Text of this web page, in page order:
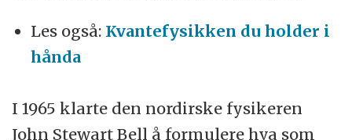
Les også: Kvantefysikken du holder i
hånda
I 1965 klarte den nordirske fysikeren
John Stewart Bell å formulere hva som